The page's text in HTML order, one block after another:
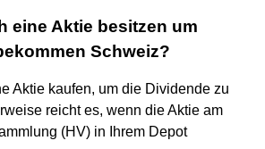
eine Aktie besitzen um
Schweiz?
Aktie kaufen, um die Dividende zu
reicht es, wenn die Aktie am
(HV) in Ihrem Depot